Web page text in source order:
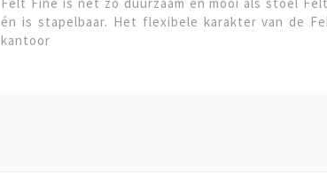
én is stapelbaar. Het flexibele karakter van de
kantoor